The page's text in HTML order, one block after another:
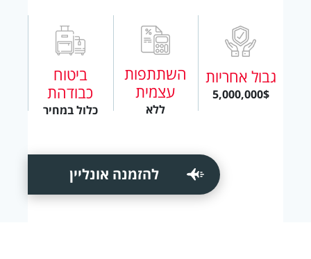
גבול אחריות
5,000,000$
השתתפות
עצמית
ללא
ביטוח
כבודהת
כלול במחיר
להזמנה אונליין